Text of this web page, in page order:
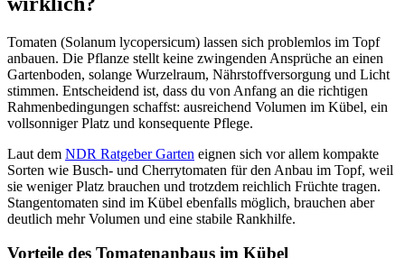
Tomaten (Solanum lycopersicum) lassen sich problemlos im Topf
anbauen. Die Pflanze stellt keine zwingenden Ansprüche an einen
Gartenboden, solange Wurzelraum, Nährstoffversorgung und Licht
stimmen. Entscheidend ist, dass du von Anfang an die richtigen
Rahmenbedingungen schaffst: ausreichend Volumen im Kübel, ein
vollsonniger Platz und konsequente Pflege.
Laut dem NDR Ratgeber Garten eignen sich vor allem kompakte
Sorten wie Busch- und Cherrytomaten für den Anbau im Topf, weil
sie weniger Platz brauchen und trotzdem reichlich Früchte tragen.
Stangentomaten sind im Kübel ebenfalls möglich, brauchen aber
deutlich mehr Volumen und eine stabile Rankhilfe.
Vorteile des Tomatenanbaus im Kübel